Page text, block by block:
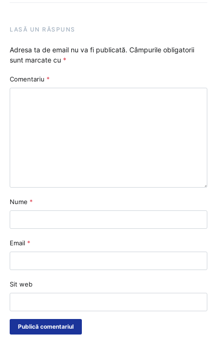
LASĂ UN RĂSPUNS
Adresa ta de email nu va fi publicată. Câmpurile obligatorii
sunt marcate cu *
Comentariu *
Nume *
Email *
Sit web